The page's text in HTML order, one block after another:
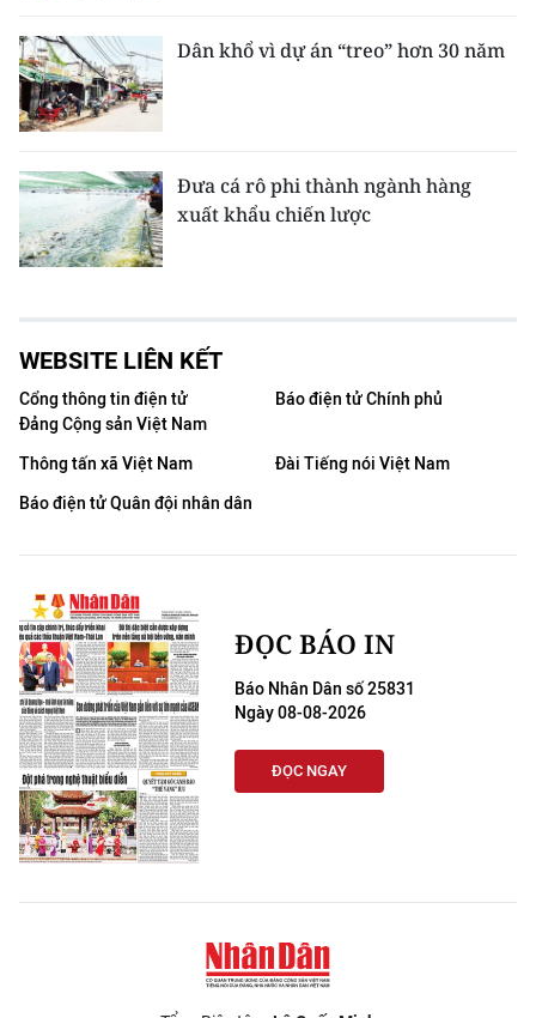
Dân khổ vì dự án “treo” hơn 30 năm
Đưa cá rô phi thành ngành hàng
xuất khẩu chiến lược
WEBSITE LIÊN KẾT
Cổng thông tin điện tử
Đảng Cộng sản Việt Nam
Báo điện tử Chính phủ
Thông tấn xã Việt Nam
Đài Tiếng nói Việt Nam
Báo điện tử Quân đội nhân dân
ĐỌC BÁO IN
Báo Nhân Dân số 25831
Ngày 08-08-2026
ĐỌC NGAY